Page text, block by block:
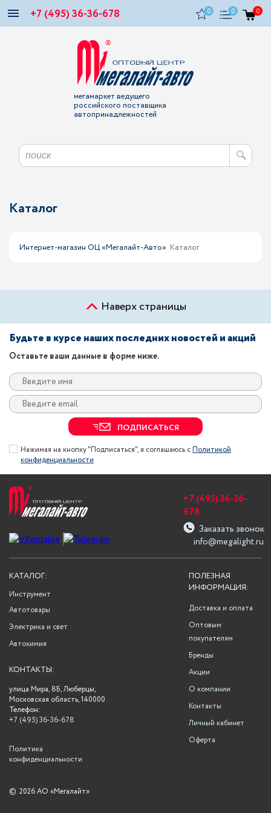
+7 (495) 36-36-678 0 0 0
мегамаркет ведущего
российского поставщика
автопринадлежностей
Каталог
Интернет-магазин ОЦ «Мегалайт-Авто» Каталог
Наверх страницы
Будьте в курсе наших последних новостей и акций
Оставьте ваши данные в форме ниже.
ПОДПИСАТЬСЯ
Нажимая на кнопку "Подписаться", я соглашаюсь сПолитикой
конфиденциальности
info@megalight.ru
+7 (495) 36-36-
678
Заказать звонок
ПОЛЕЗНАЯ
ИНФОРМАЦИЯ:
Доставка и оплата
Оптовым
покупателям
Бренды
Акции
О компании
Контакты
Личный кабинет
Оферта
КАТАЛОГ:
Инструмент
Автотовары
Электрика и свет
Автохимия
КОНТАКТЫ:
улица Мира, 8Б, Люберцы,
Московская область, 140000
Телефон:
+7 (495) 36-36-678
Политика
конфиденциальности
© 2026 АО «Мегалайт»